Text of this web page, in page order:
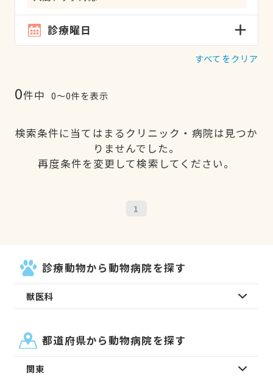
診療曜日
すべてをクリア
0件中 0〜0件を表示
検索条件に当てはまるクリニック・病院は見つか
りませんでした。
再度条件を変更して検索してください。
1
診療動物から動物病院を探す
獣医科
都道府県から動物病院を探す
関東